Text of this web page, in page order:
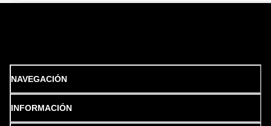
NAVEGACIÓN
INFORMACIÓN